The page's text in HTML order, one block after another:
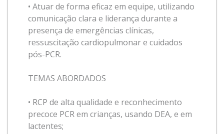
• Atuar de forma eficaz em equipe, utilizando
comunicação clara e liderança durante a
presença de emergências clínicas,
ressuscitação cardiopulmonar e cuidados
pós-PCR.
TEMAS ABORDADOS
• RCP de alta qualidade e reconhecimento
precoce PCR em crianças, usando DEA, e em
lactentes;